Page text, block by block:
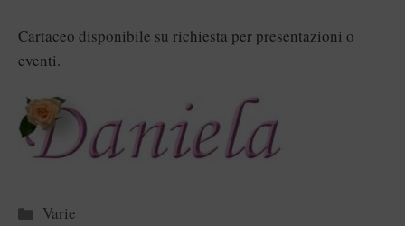
Cartaceo disponibile su richiesta per presentazioni o
eventi.
Categorie
Varie